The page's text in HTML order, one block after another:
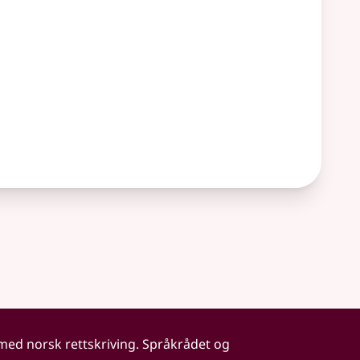
norsk rettskriving. Språkrådet og